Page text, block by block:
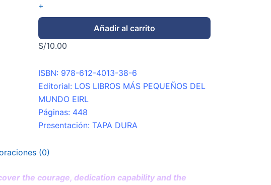
+
Añadir al carrito
S/10.00
ISBN: 978-612-4013-38-6
Editorial: LOS LIBROS MÁS PEQUEÑOS DEL
MUNDO EIRL
Páginas: 448
Presentación: TAPA DURA
(0)
the courage, dedication capability and the